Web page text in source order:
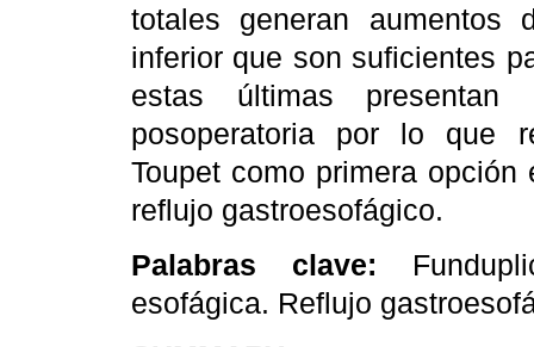
totales generan aumentos
inferior que son suficientes
estas últimas
posoperatoria por lo que
Toupet como primera
reflujo gastroesofágico.
Palabras clave:
esofágica. Reflujo